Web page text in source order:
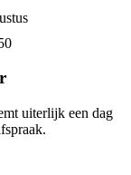
uiterlijk een dag